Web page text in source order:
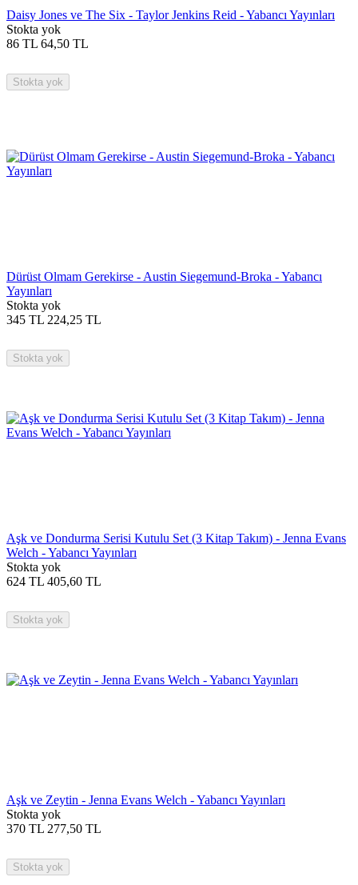
Daisy Jones ve The Six - Taylor Jenkins Reid - Yabancı Yayınları
Stokta yok
86 TL 64,50 TL
Stokta yok
Dürüst Olmam Gerekirse - Austin Siegemund-Broka - Yabancı
Yayınları
Stokta yok
345 TL 224,25 TL
Stokta yok
Aşk ve Dondurma Serisi Kutulu Set (3 Kitap Takım) - Jenna Evans
Welch - Yabancı Yayınları
Stokta yok
624 TL 405,60 TL
Stokta yok
Aşk ve Zeytin - Jenna Evans Welch - Yabancı Yayınları
Stokta yok
370 TL 277,50 TL
Stokta yok